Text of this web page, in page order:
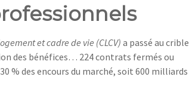
et cadre de vie (CLCV) a passé au crible
des bénéfices… 224 contrats fermés ou
% des encours du marché, soit 600 milliards